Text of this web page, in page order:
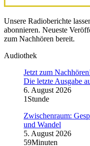
Unsere Radioberichte
abonnieren. Neueste
zum Nachhören bereit.
Audiothek
Jetzt zum
Die letzte Ausgabe
6. August 2026
1Stunde
Zwischenraum:
und Wandel
5. August 2026
59Minuten